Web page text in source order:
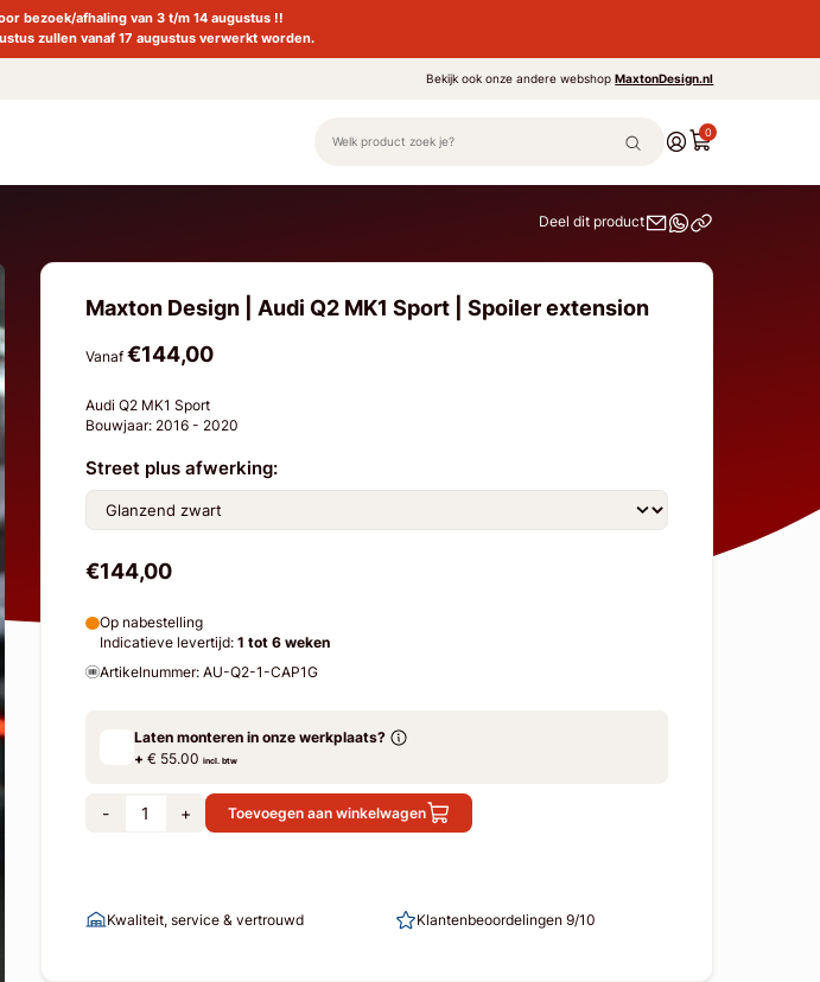
bezoek/afhaling van 3 t/m 14 augustus !!
zullen vanaf 17 augustus verwerkt worden.
Bekijk ook onze andere webshopMaxtonDesign.nl
0
Deel dit product
Maxton Design | Audi Q2 MK1 Sport | Spoiler extension
Vanaf €144,00
Audi Q2 MK1 Sport
Bouwjaar: 2016 - 2020
Street plus afwerking:
€144,00
Op nabestelling
Indicatieve levertijd: 1 tot 6 weken
Artikelnummer: AU-Q2-1-CAP1G
Laten monteren in onze werkplaats?
+€ 55.00 incl. btw
- + Toevoegen aan winkelwagen
Kwaliteit, service & vertrouwd Klantenbeoordelingen 9/10